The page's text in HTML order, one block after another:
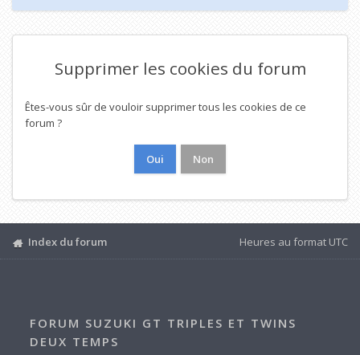
Supprimer les cookies du forum
Êtes-vous sûr de vouloir supprimer tous les cookies de ce
forum ?
Index du forum Heures au format UTC
FORUM SUZUKI GT TRIPLES ET TWINS
DEUX TEMPS